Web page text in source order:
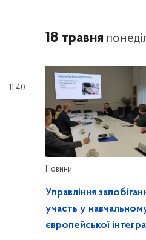
18 травня
Новини
Управління
участь у
європейської
11:40